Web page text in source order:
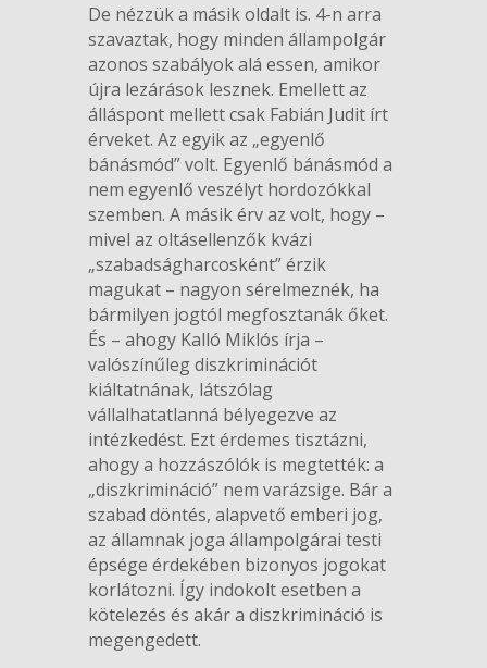
De nézzük a másik oldalt is. 4-n arra
szavaztak, hogy minden állampolgár
azonos szabályok alá essen, amikor
újra lezárások lesznek. Emellett az
álláspont mellett csak Fabián Judit írt
érveket. Az egyik az „egyenlő
bánásmód” volt. Egyenlő bánásmód a
nem egyenlő veszélyt hordozókkal
szemben. A másik érv az volt, hogy –
mivel az oltásellenzők kvázi
„szabadságharcosként” érzik
magukat – nagyon sérelmeznék, ha
bármilyen jogtól megfosztanák őket.
És – ahogy Kalló Miklós írja –
valószínűleg diszkriminációt
kiáltatnának, látszólag
vállalhatatlanná bélyegezve az
intézkedést. Ezt érdemes tisztázni,
ahogy a hozzászólók is megtették: a
„diszkrimináció” nem varázsige. Bár a
szabad döntés, alapvető emberi jog,
az államnak joga állampolgárai testi
épsége érdekében bizonyos jogokat
korlátozni. Így indokolt esetben a
kötelezés és akár a diszkrimináció is
megengedett.